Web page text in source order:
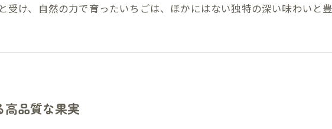
受け、自然の力で育ったいちごは、ほかにはない独特の深い味わいと
高品質な果実